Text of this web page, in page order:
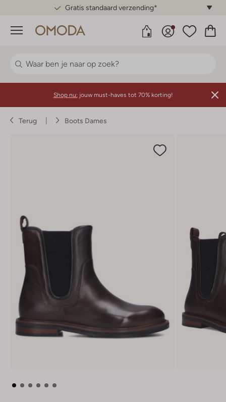
Gratis standaard verzending*
Menu
Shop nu: jouw must-haves tot 70% korting!
Terug Boots Dames